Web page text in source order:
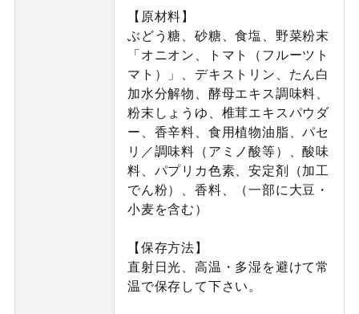
【原材料】
ぶどう糖、砂糖、食塩、野菜粉末
「オニオン、トマト（フルーツト
マト）」、デキストリン、たん白
加水分解物、酵母エキス調味料、
粉末しょうゆ、椎茸エキスパウダ
ー、香辛料、食用植物油脂、パセ
リ／調味料（アミノ酸等）、酸味
料、パプリカ色素、安定剤（加工
でん粉）、香料、（一部に大豆・
小麦を含む）
【保存方法】
直射日光、高温・多湿を避けて常
温で保存して下さい。